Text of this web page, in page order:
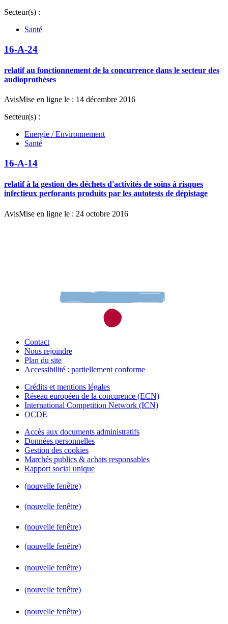
Secteur(s) :
Santé
16-A-24
relatif au fonctionnement de la concurrence dans le secteur des
audioprothèses
AvisMise en ligne le : 14 décembre 2016
Secteur(s) :
Energie / Environnement
Santé
16-A-14
relatif à la gestion des déchets d'activités de soins à risques
infectieux perforants produits par les autotests de dépistage
AvisMise en ligne le : 24 octobre 2016
Contact
Nous rejoindre
Plan du site
Accessibilité : partiellement conforme
Crédits et mentions légales
Réseau européen de la concurence (ECN)
International Competition Network (ICN)
OCDE
Accès aux documents administratifs
Données personnelles
Gestion des cookies
Marchés publics & achats responsables
Rapport social unique
(nouvelle fenêtre)
(nouvelle fenêtre)
(nouvelle fenêtre)
(nouvelle fenêtre)
(nouvelle fenêtre)
(nouvelle fenêtre)
(nouvelle fenêtre)